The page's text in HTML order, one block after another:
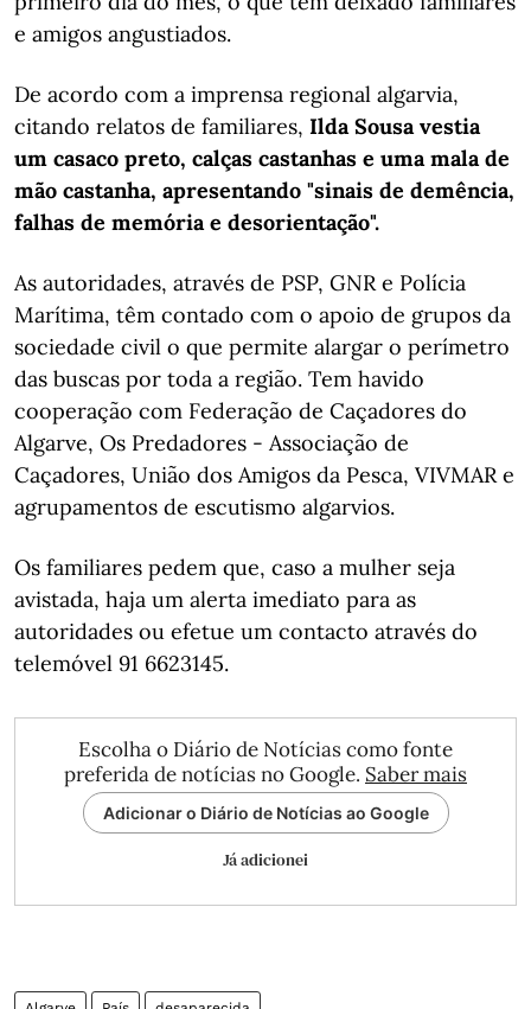
e amigos angustiados.
De acordo com a imprensa regional algarvia,
citando relatos de familiares, Ilda Sousa vestia
um casaco preto, calças castanhas e uma mala de
mão castanha, apresentando "sinais de demência,
falhas de memória e desorientação".
As autoridades, através de PSP, GNR e Polícia
Marítima, têm contado com o apoio de grupos da
sociedade civil o que permite alargar o perímetro
das buscas por toda a região. Tem havido
cooperação com Federação de Caçadores do
Algarve, Os Predadores - Associação de
Caçadores, União dos Amigos da Pesca, VIVMAR e
agrupamentos de escutismo algarvios.
Os familiares pedem que, caso a mulher seja
avistada, haja um alerta imediato para as
autoridades ou efetue um contacto através do
telemóvel 91 6623145.
Escolha o Diário de Notícias como fonte
preferida de notícias no Google. Saber mais
Adicionar o Diário de Notícias ao Google
Já adicionei